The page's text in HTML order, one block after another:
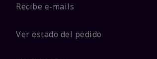
Recibe e-mails
Ver estado del pedido